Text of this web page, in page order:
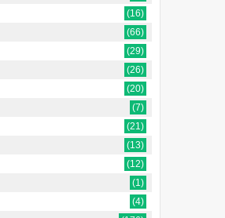
(16)
(66)
(29)
(26)
(20)
(7)
(21)
(13)
(12)
(1)
(4)